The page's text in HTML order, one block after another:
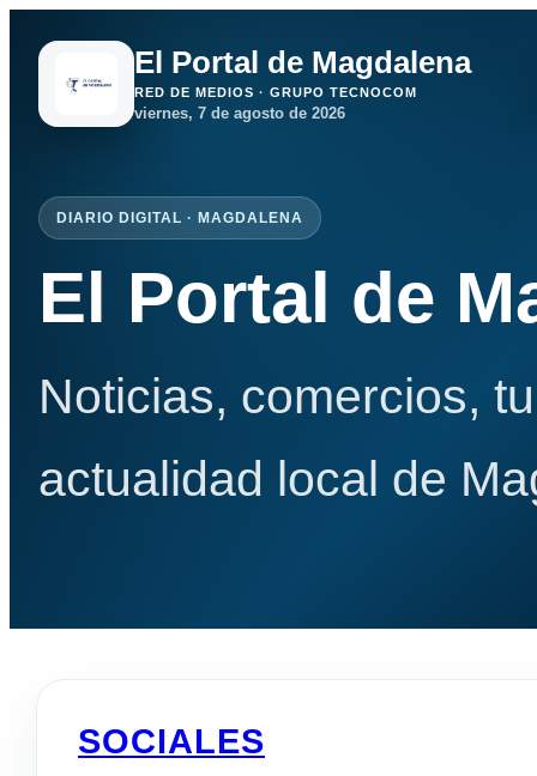
El Portal de Magdalena
RED DE MEDIOS · GRUPO TECNOCOM
viernes, 7 de agosto de 2026
DIARIO DIGITAL · MAGDALENA
El Portal de
Noticias, comercios,
actualidad local de
SOCIALES